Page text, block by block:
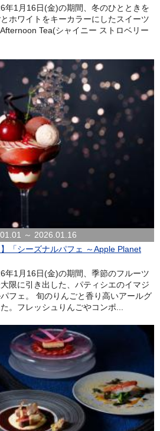
年1月16日(金)の期間、冬のひとときを
ホワイトをキーカラーにしたスイーツ
Tea(シャイニー ストロベリー
～ 2026.01.16
「シーズナルパフェ ～Apple Planet
年1月16日(金)の期間、季節のフルーツ
限に引き出した、パティシエのイマジ
フェ。 旬のりんごと香り高いアールグ
。フレッシュりんごやコンポ...